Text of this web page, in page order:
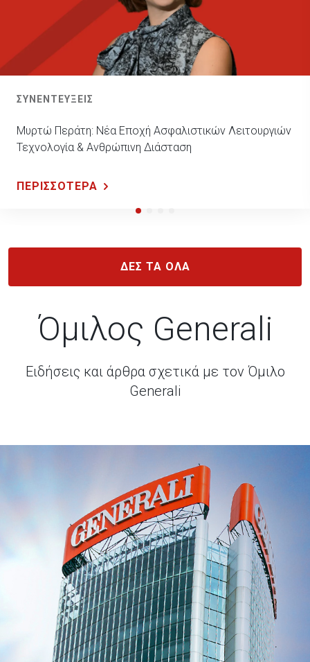
ΣΥΝΕΝΤΕΥΞΕΙΣ
Μυρτώ Περάτη: Νέα Εποχή Ασφαλιστικών Λειτουργιών
Τεχνολογία & Ανθρώπινη Διάσταση
ΠΕΡΙΣΣΟΤΕΡΑ
ΔΕΣ ΤΑ ΟΛΑ
Όμιλος Generali
Ειδήσεις και άρθρα σχετικά με τον Όμιλο
Generali